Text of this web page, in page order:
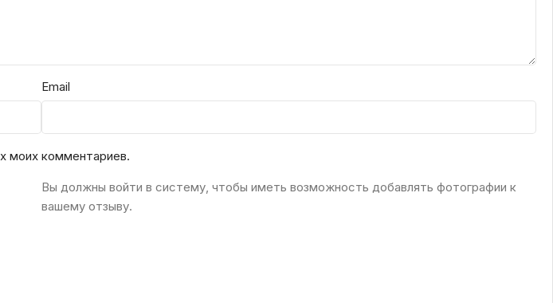
Email
моих комментариев.
Вы должны войти в систему, чтобы иметь возможность добавлять фотографии к
вашему отзыву.